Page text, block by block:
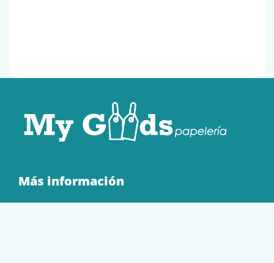
Más información